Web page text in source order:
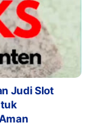
Judi Slot